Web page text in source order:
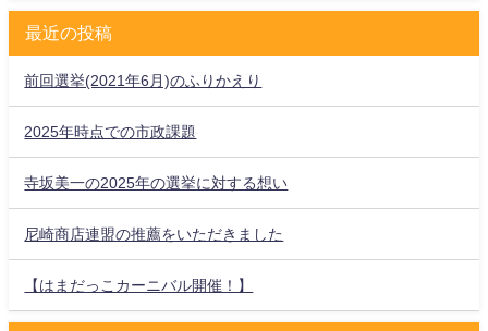
最近の投稿
前回選挙(2021年6月)のふりかえり
2025年時点での市政課題
寺坂美一の2025年の選挙に対する想い
尼崎商店連盟の推薦をいただきました
【はまだっこカーニバル開催！】